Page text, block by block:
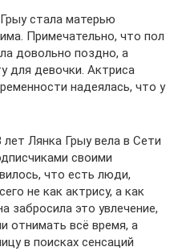
стала матерью
Примечательно, что пол
довольно поздно, а
для девочки. Актриса
надеялась, что у
Лянка Грыу вела в Сети
своими
что есть люди,
не как актрису, а как
забросила это увлечение,
отнимать всё время, а
в поисках сенсаций